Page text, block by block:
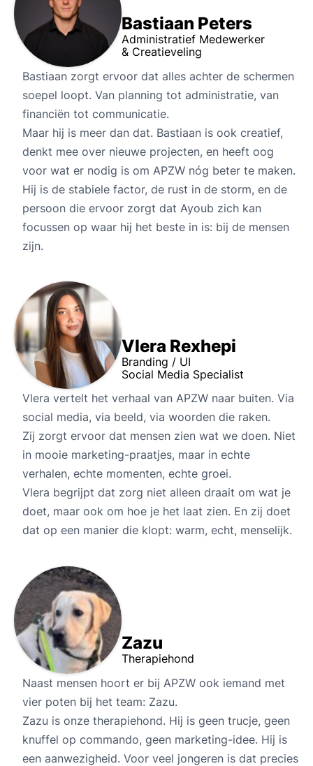
Bastiaan Peters
Administratief Medewerker
& Creatieveling
Bastiaan zorgt ervoor dat alles achter de schermen
soepel loopt. Van planning tot administratie, van
financiën tot communicatie.
Maar hij is meer dan dat. Bastiaan is ook creatief,
denkt mee over nieuwe projecten, en heeft oog
voor wat er nodig is om APZW nóg beter te maken.
Hij is de stabiele factor, de rust in de storm, en de
persoon die ervoor zorgt dat Ayoub zich kan
focussen op waar hij het beste in is: bij de mensen
zijn.
Vlera Rexhepi
Branding / UI
Social Media Specialist
Vlera vertelt het verhaal van APZW naar buiten. Via
social media, via beeld, via woorden die raken.
Zij zorgt ervoor dat mensen zien wat we doen. Niet
in mooie marketing-praatjes, maar in echte
verhalen, echte momenten, echte groei.
Vlera begrijpt dat zorg niet alleen draait om wat je
doet, maar ook om hoe je het laat zien. En zij doet
dat op een manier die klopt: warm, echt, menselijk.
Zazu
Therapiehond
Naast mensen hoort er bij APZW ook iemand met
vier poten bij het team: Zazu.
Zazu is onze therapiehond. Hij is geen trucje, geen
knuffel op commando, geen marketing-idee. Hij is
een aanwezigheid. Voor veel jongeren is dat precies